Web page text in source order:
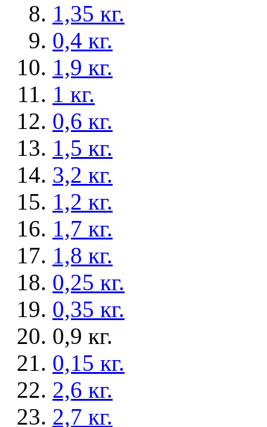
1,35 кг.
0,4 кг.
1,9 кг.
1 кг.
0,6 кг.
1,5 кг.
3,2 кг.
1,2 кг.
1,7 кг.
1,8 кг.
0,25 кг.
0,35 кг.
0,9 кг.
0,15 кг.
2,6 кг.
2,7 кг.